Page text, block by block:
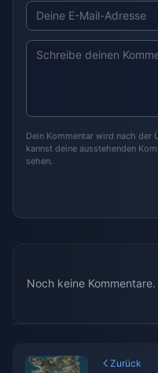
Dein Kommentar wird nach der
kannst deine ausstehenden
sehen.
Noch keine
Zurück